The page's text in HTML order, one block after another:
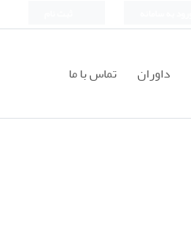
داوران تماس با ما